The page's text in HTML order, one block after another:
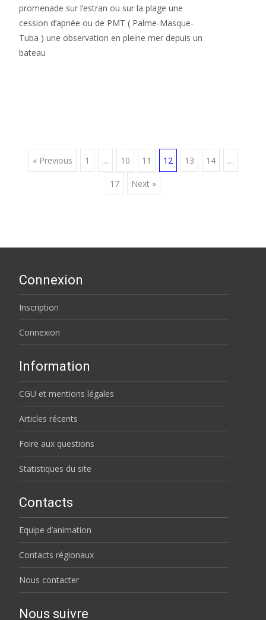
promenade sur l’estran ou sur la plage une
cession d’apnée ou de PMT ( Palme-Masque-
Tuba ) une observation en pleine mer depuis un
bateau
Posts
navigation
« Previous 1 … 10 11 12 13 14 …
17 Next »
Connexion
Inscription
Connexion
Information
CGU et mentions légales
Articles récents
Foire aux questions
Statistiques du site
Contacts
Equipe d’animation
Contacts régionaux
Nous contacter
Nous suivre